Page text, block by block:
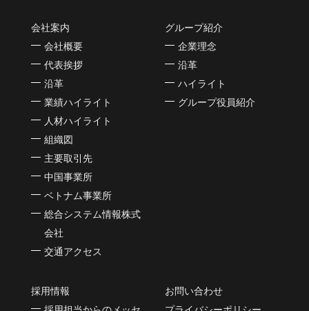
会社案内
会社概要
代表挨拶
沿革
業績ハイライト
人材ハイライト
組織図
主要取引先
中国事業所
ベトナム事業所
総合システム情報株式
会社
交通アクセス
グループ紹介
企業理念
沿革
ハイライト
グループ役員紹介
採用情報
お問い合わせ